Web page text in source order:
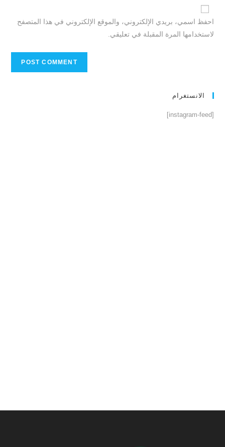
احفظ اسمي، بريدي الإلكتروني، والموقع الإلكتروني في هذا المتصفح
لاستخدامها المرة المقبلة في تعليقي.
الانستغرام
[instagram-feed]